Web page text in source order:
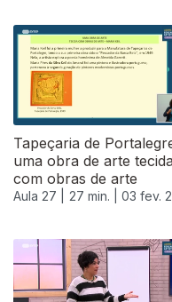
Tapeçaria de
uma obra de arte tecida
com obras de arte
Aula 27 | 27 min. | 03 fev.